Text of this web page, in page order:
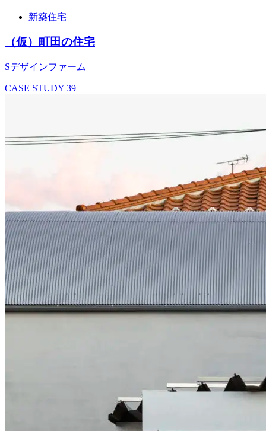
新築住宅
（仮）町田の住宅
Sデザインファーム
CASE STUDY 39